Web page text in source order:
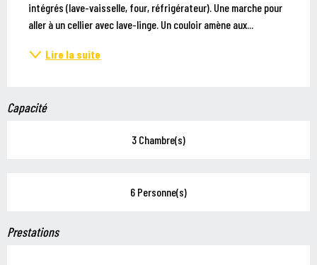
intégrés (lave-vaisselle, four, réfrigérateur). Une marche pour
aller à un cellier avec lave-linge. Un couloir amène aux...
Lire la suite
Capacité
3 Chambre(s)
6 Personne(s)
Prestations